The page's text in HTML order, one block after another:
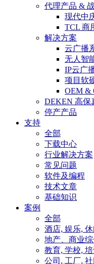
代理产品 &
现代中
TCL 商
解决方案
云广播
无人智
IP云广
项目软
OEM &
DEKEN 高保
停产产品
支持
全部
下载中心
行业解决方案
常见问题
软件及编程
技术文章
基础知识
案例
全部
酒店, 娱乐,
地产、商业综
教育, 学校, 培
公司, 工厂,